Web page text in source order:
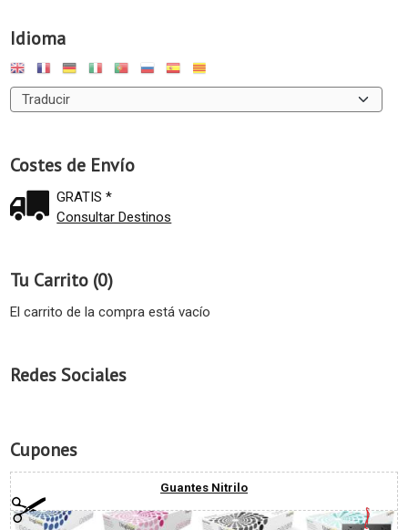
Idioma
Costes de Envío
GRATIS *
Consultar Destinos
Tu Carrito (0)
El carrito de la compra está vacío
Redes Sociales
Cupones
Guantes Nitrilo